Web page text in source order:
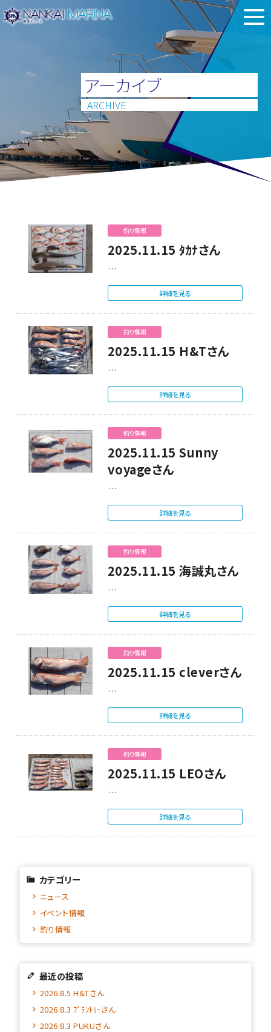
アーカイブ
ARCHIVE
釣り情報
2025.11.15 ﾀｶﾅさん
…
詳細を見る
釣り情報
2025.11.15 H&Tさん
…
詳細を見る
釣り情報
2025.11.15 Sunny
voyageさん
…
詳細を見る
釣り情報
2025.11.15 海誠丸さん
…
詳細を見る
釣り情報
2025.11.15 cleverさん
…
詳細を見る
釣り情報
2025.11.15 LEOさん
…
詳細を見る
カテゴリー
ニュース
イベント情報
釣り情報
最近の投稿
2026.8.5 H&Tさん
2026.8.3 ﾌﾟﾗﾝﾄﾘｰさん
2026.8.3 PUKUさん